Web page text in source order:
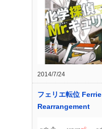
2014/7/24
フェリエ転位
Rearrangement